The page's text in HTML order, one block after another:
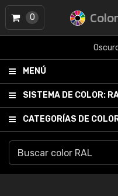
MENÚ
SISTEMA DE COLOR:
CATEGORÍAS DE
0